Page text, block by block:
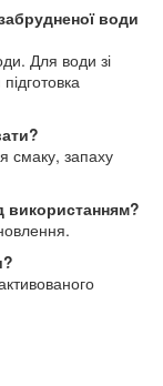
води
Для води зі
смаку, запаху
використанням?